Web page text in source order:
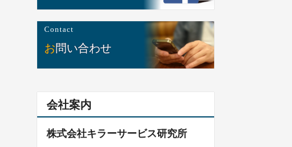
Contact
お問い合わせ
会社案内
株式会社キラーサービス研究所